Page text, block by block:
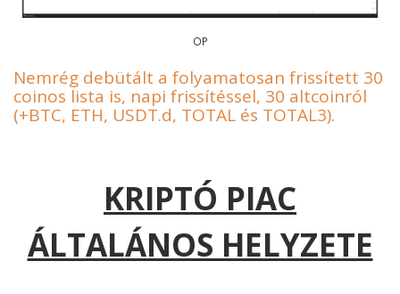
OP
Nemrég debütált a folyamatosan frissített 30
coinos lista is, napi frissítéssel, 30 altcoinról
(+BTC, ETH, USDT.d, TOTAL és TOTAL3).
KRIPTÓ PIAC
ÁLTALÁNOS HELYZETE